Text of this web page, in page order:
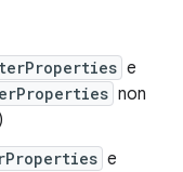
e
non
)
e